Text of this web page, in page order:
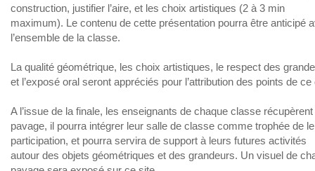
construction, justifier l’aire, et les choix artistiques (2 à 3 min
maximum). Le contenu de cette présentation pourra être anticipé
l’ensemble de la classe.
La qualité géométrique, les choix artistiques, le respect des
et l’exposé oral seront appréciés pour l’attribution des points de ce
A l’issue de la finale, les enseignants de chaque classe
pavage, il pourra intégrer leur salle de classe comme trophée de
participation, et pourra servira de support à leurs futures activités
autour des objets géométriques et des grandeurs. Un visuel de